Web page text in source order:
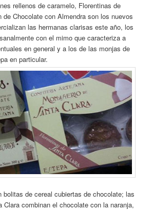
rellenos de caramelo, Florentinas de
de Chocolate con Almendra son los nuevos
las hermanas clarisas este año, los
con el mimo que caracteriza a
en general y a los de las monjas de
en particular.
bolitas de cereal cubiertas de chocolate; las
Clara combinan el chocolate con la naranja,